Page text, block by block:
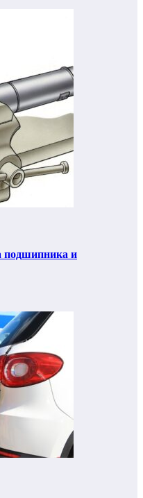
подшипника и